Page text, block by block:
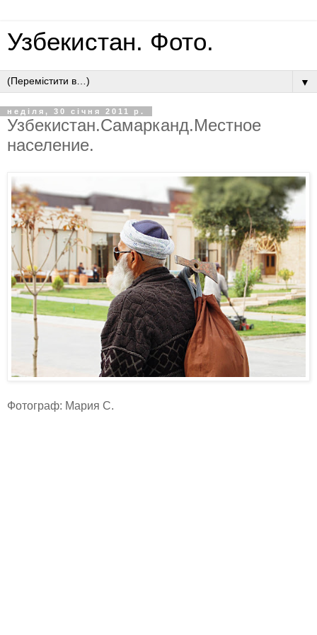
Узбекистан. Фото.
▼
неділя, 30 січня 2011 р.
Узбекистан.Самарканд.Местное
население.
Фотограф: Мария С.